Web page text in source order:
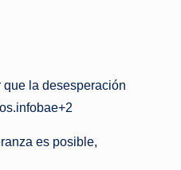
la desesperación
es posible,